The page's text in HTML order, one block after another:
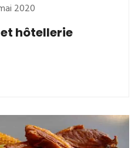
2020
hôtellerie